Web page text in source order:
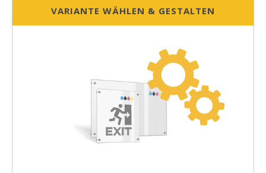
VARIANTE WÄHLEN & GESTALTEN